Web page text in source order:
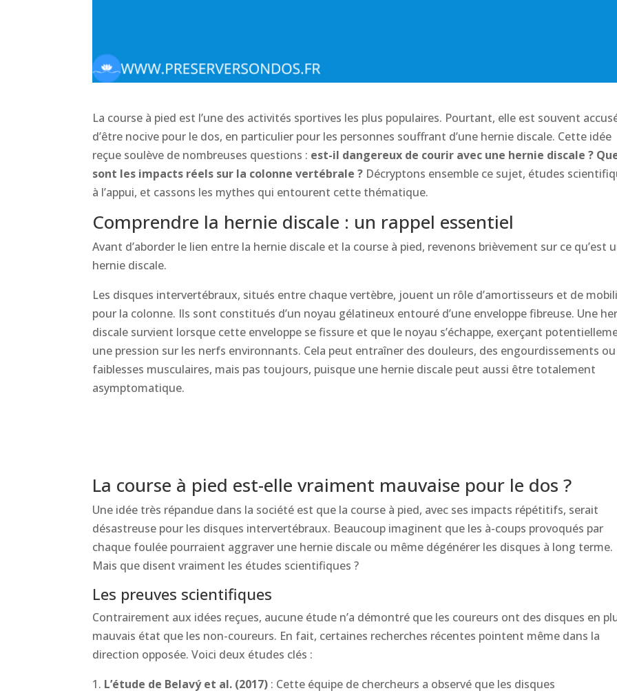
La course à pied est l’une des activités sportives les plus populaires. Pourtant, elle est souvent
d’être nocive pour le dos, en particulier pour les personnes souffrant d’une hernie discale. Cette idée
reçue soulève de nombreuses questions : est-il dangereux de courir avec une hernie discale ?
sont les impacts réels sur la colonne vertébrale ? Décryptons ensemble ce sujet, études
à l’appui, et cassons les mythes qui entourent cette thématique.
Comprendre la hernie discale : un rappel essentiel
Avant d’aborder le lien entre la hernie discale et la course à pied, revenons brièvement sur ce qu’est
hernie discale.
Les disques intervertébraux, situés entre chaque vertèbre, jouent un rôle d’amortisseurs et de
pour la colonne. Ils sont constitués d’un noyau gélatineux entouré d’une enveloppe fibreuse. Une
discale survient lorsque cette enveloppe se fissure et que le noyau s’échappe, exerçant
une pression sur les nerfs environnants. Cela peut entraîner des douleurs, des engourdissements
faiblesses musculaires, mais pas toujours, puisque une hernie discale peut aussi être totalement
asymptomatique.
La course à pied est-elle vraiment mauvaise pour le dos ?
Une idée très répandue dans la société est que la course à pied, avec ses impacts répétitifs, serait
désastreuse pour les disques intervertébraux. Beaucoup imaginent que les à-coups provoqués par
chaque foulée pourraient aggraver une hernie discale ou même dégénérer les disques à long terme.
Mais que disent vraiment les études scientifiques ?
Les preuves scientifiques
Contrairement aux idées reçues, aucune étude n’a démontré que les coureurs ont des disques en
mauvais état que les non-coureurs. En fait, certaines recherches récentes pointent même dans la
direction opposée. Voici deux études clés :
L’étude de Belavý et al. (2017) : Cette équipe de chercheurs a observé que les disques